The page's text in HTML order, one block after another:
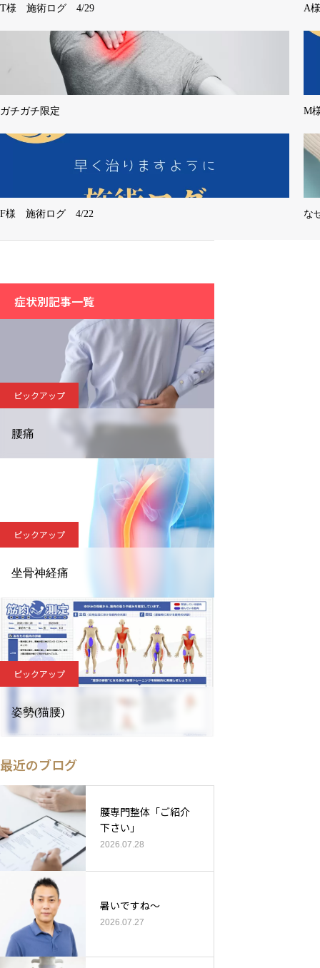
T様 施術ログ 4/29 A
ガチガチ限定 M
F様 施術ログ 4/22 な
症状別記事一覧
ピックアップ
腰痛
ピックアップ
坐骨神経痛
ピックアップ
姿勢(猫腰)
最近のブログ
腰専門整体「ご紹介
下さい」
2026.07.28
暑いですね〜
2026.07.27